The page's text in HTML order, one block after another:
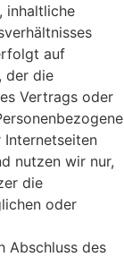
inhaltliche
auf
der die
Vertrags oder
Internetseiten
nutzen wir nur,
die
oder
Abschluss des